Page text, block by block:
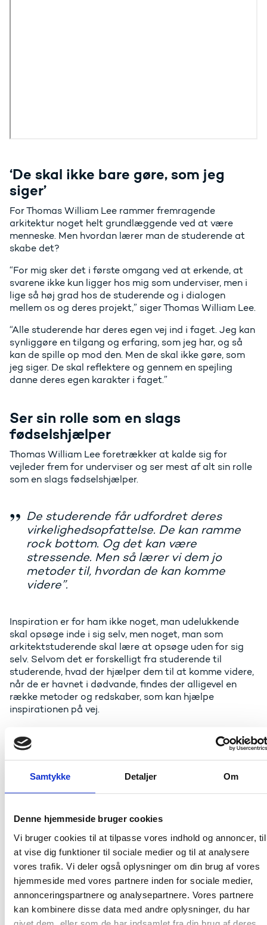
Samtykke Detaljer Om
Denne hjemmeside bruger cookies
Vi bruger cookies til at tilpasse vores indhold og annoncer, til
at vise dig funktioner til sociale medier og til at analysere
vores trafik. Vi deler også oplysninger om din brug af vores
hjemmeside med vores partnere inden for sociale medier,
annonceringspartnere og analysepartnere. Vores partnere
kan kombinere disse data med andre oplysninger, du har
‘De skal ikke bare gøre, som jeg
siger’
For Thomas William Lee rammer fremragende
arkitektur noget helt grundlæggende ved at være
menneske. Men hvordan lærer man de studerende at
skabe det?
“For mig sker det i første omgang ved at erkende, at
svarene ikke kun ligger hos mig som underviser, men i
lige så høj grad hos de studerende og i dialogen
mellem os og deres projekt,” siger Thomas William Lee.
“Alle studerende har deres egen vej ind i faget. Jeg kan
synliggøre en tilgang og erfaring, som jeg har, og så
kan de spille op mod den. Men de skal ikke gøre, som
jeg siger. De skal reflektere og gennem en spejling
danne deres egen karakter i faget.”
Ser sin rolle som en slags
fødselshjælper
Thomas William Lee foretrækker at kalde sig for
vejleder frem for underviser og ser mest af alt sin rolle
som en slags fødselshjælper.
De studerende får udfordret deres
virkelighedsopfattelse. De kan ramme
rock bottom. Og det kan være
stressende. Men så lærer vi dem jo
metoder til, hvordan de kan komme
videre”.
Inspiration er for ham ikke noget, man udelukkende
skal opsøge inde i sig selv, men noget, man som
arkitektstuderende skal lære at opsøge uden for sig
selv. Selvom det er forskelligt fra studerende til
studerende, hvad der hjælper dem til at komme videre,
når de er havnet i dødvande, findes der alligevel en
række metoder og redskaber, som kan hjælpe
inspirationen på vej.
sige, jamen, hvis det er der, du er nu, så er det enormt
bestemt handling for at komme videre,” siger Thomas
William Lee.
“Vi kan give dem en slags recept på at komme ud af et
efterhånden bliver de her små ting, vi gør for at komme
videre, internaliseret, så det kommer naturligt for dem.”
Lærer de studerende at tage
ejerskab over teknologien